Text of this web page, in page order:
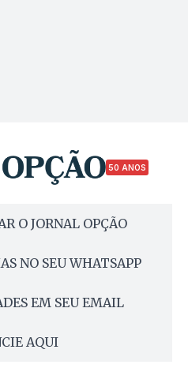
50 ANOS
O JORNAL OPÇÃO
NO SEU WHATSAPP
EM SEU EMAIL
AQUI